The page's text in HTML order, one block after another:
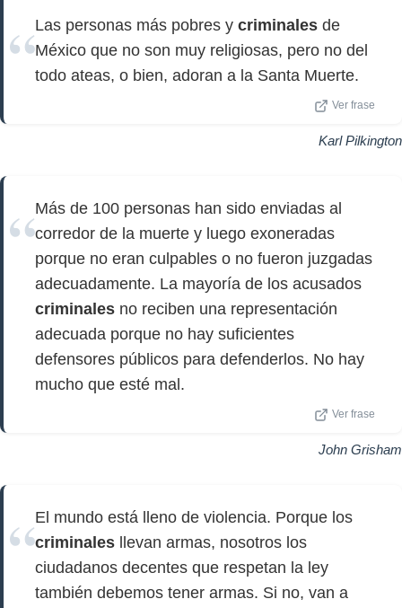
Las personas más pobres y criminales de
México que no son muy religiosas, pero no del
todo ateas, o bien, adoran a la Santa Muerte.
Ver frase
Karl Pilkington
Más de 100 personas han sido enviadas al
corredor de la muerte y luego exoneradas
porque no eran culpables o no fueron juzgadas
adecuadamente. La mayoría de los acusados ​​
criminales no reciben una representación
adecuada porque no hay suficientes
defensores públicos para defenderlos. No hay
mucho que esté mal.
Ver frase
John Grisham
El mundo está lleno de violencia. Porque los
criminales llevan armas, nosotros los
ciudadanos decentes que respetan la ley
también debemos tener armas. Si no, van a